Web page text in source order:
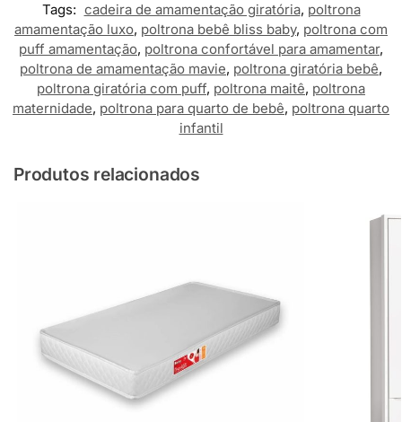
Tags: cadeira de amamentação giratória, poltrona
amamentação luxo, poltrona bebê bliss baby, poltrona com
puff amamentação, poltrona confortável para amamentar,
poltrona de amamentação mavie, poltrona giratória bebê,
poltrona giratória com puff, poltrona maitê, poltrona
maternidade, poltrona para quarto de bebê, poltrona quarto
infantil
Produtos relacionados